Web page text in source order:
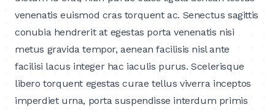
venenatis euismod cras torquent ac. Senectus sagittis
conubia hendrerit at egestas porta venenatis nisi
metus gravida tempor, aenean facilisis nisl ante
facilisi lacus integer hac iaculis purus. Scelerisque
libero torquent egestas curae tellus viverra inceptos
imperdiet urna, porta suspendisse interdum primis